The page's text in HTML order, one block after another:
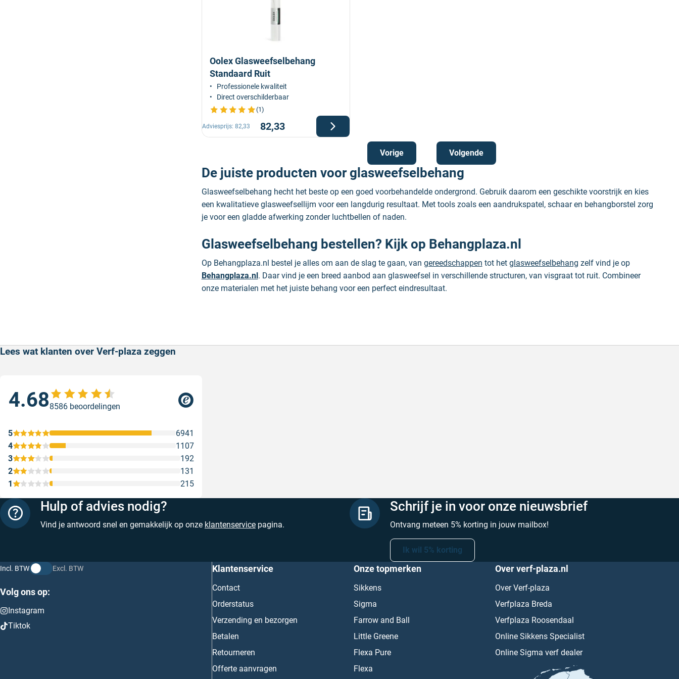
Oolex Glasweefselbehang
Standaard Ruit
Professionele kwaliteit
Direct overschilderbaar
(1)
82,33
Adviesprijs: 82,33
Vorige Volgende
De juiste producten voor glasweefselbehang
Glasweefselbehang hecht het beste op een goed voorbehandelde ondergrond. Gebruik daarom een geschikte voorstrijk en kies
een kwalitatieve glasweefsellijm voor een langdurig resultaat. Met tools zoals een aandrukspatel, schaar en behangborstel zorg
je voor een gladde afwerking zonder luchtbellen of naden.
Glasweefselbehang bestellen? Kijk op Behangplaza.nl
Op Behangplaza.nl bestel je alles om aan de slag te gaan, van gereedschappen tot het glasweefselbehang zelf vind je op
Behangplaza.nl. Daar vind je een breed aanbod aan glasweefsel in verschillende structuren, van visgraat tot ruit. Combineer
onze materialen met het juiste behang voor een perfect eindresultaat.
Lees wat klanten over Verf-plaza zeggen
4.688586 beoordelingen
1 215
2 131
3 192
4 1107
5 6941
Hulp of advies nodig?
Vind je antwoord snel en gemakkelijk op onze klantenservice pagina.
Schrijf je in voor onze nieuwsbrief
Ontvang meteen 5% korting in jouw mailbox!
Ik wil 5% korting
Incl. BTW Excl. BTW
Volg ons op:
Instagram
Tiktok
Klantenservice
Contact
Orderstatus
Verzending en bezorgen
Betalen
Retourneren
Offerte aanvragen
Onze topmerken
Sikkens
Sigma
Farrow and Ball
Little Greene
Flexa Pure
Flexa
Over verf-plaza.nl
Over Verf-plaza
Verfplaza Breda
Verfplaza Roosendaal
Online Sikkens Specialist
Online Sigma verf dealer